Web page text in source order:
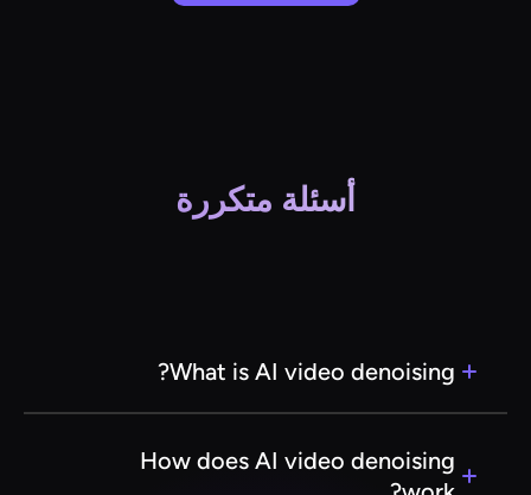
أسئلة متكررة
What is AI video denoising?
artificial intelligence algorithms to reduce noise
and enhance the quality of video footage. This
How does AI video denoising